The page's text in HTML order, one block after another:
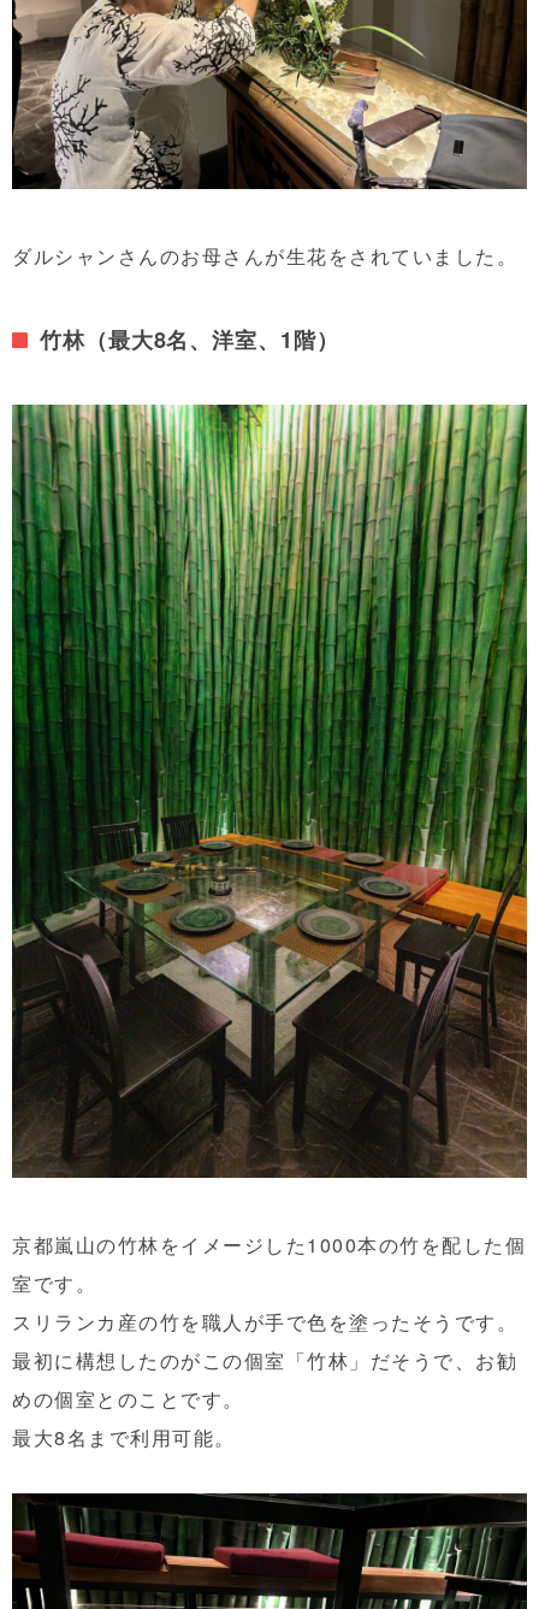
ダルシャンさんのお母さんが生花をされていました。
竹林（最大8名、洋室、1階）
京都嵐山の竹林をイメージした1000本の竹を配した個
室です。
スリランカ産の竹を職人が手で色を塗ったそうです。
最初に構想したのがこの個室「竹林」だそうで、お勧
めの個室とのことです。
最大8名まで利用可能。